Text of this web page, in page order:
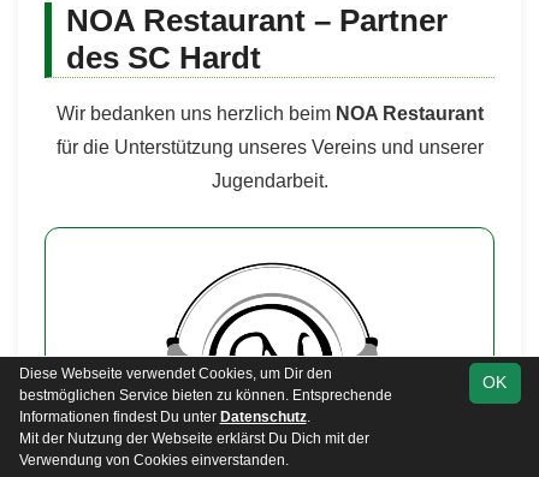
NOA Restaurant – Partner
des SC Hardt
Wir bedanken uns herzlich beim NOA Restaurant
für die Unterstützung unseres Vereins und unserer
Jugendarbeit.
OK
Diese Webseite verwendet Cookies, um Dir den
bestmöglichen Service bieten zu können. Entsprechende
Informationen findest Du unter Datenschutz.
Mit der Nutzung der Webseite erklärst Du Dich mit der
Verwendung von Cookies einverstanden.